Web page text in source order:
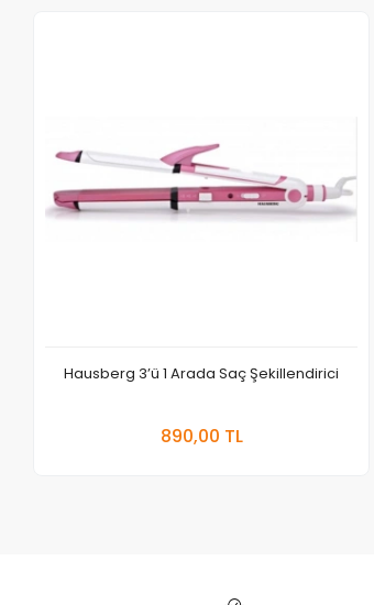
Hausberg 3’ü 1 Arada Saç Şekillendirici
890,00 TL